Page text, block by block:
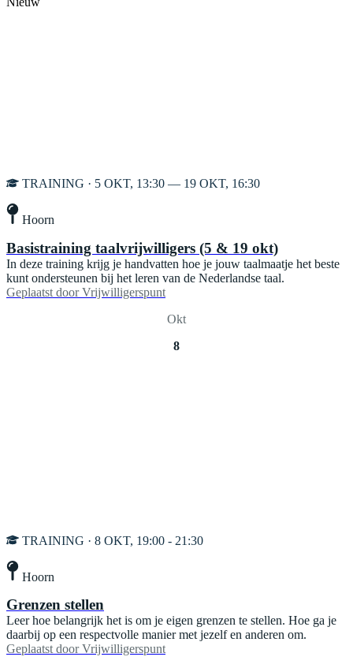
TRAINING · 5 OKT, 13:30 — 19 OKT, 16:30
Hoorn
Basistraining taalvrijwilligers (5 & 19 okt)
In deze training krijg je handvatten hoe je jouw taalmaatje het beste
kunt ondersteunen bij het leren van de Nederlandse taal.
Geplaatst door Vrijwilligerspunt
Okt
8
TRAINING · 8 OKT, 19:00 - 21:30
Hoorn
Grenzen stellen
Leer hoe belangrijk het is om je eigen grenzen te stellen. Hoe ga je
daarbij op een respectvolle manier met jezelf en anderen om.
Geplaatst door Vrijwilligerspunt